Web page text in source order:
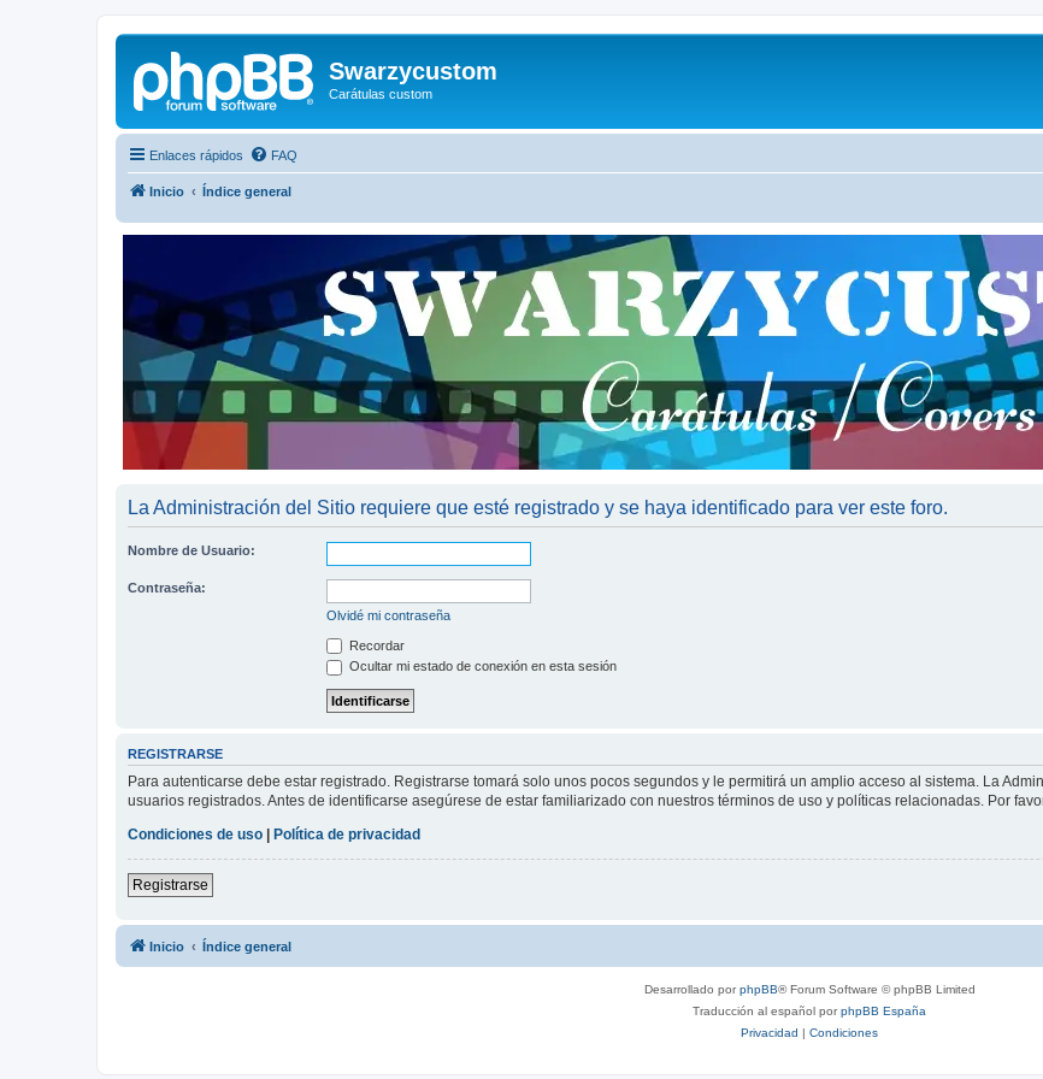
Swarzycustom
Carátulas custom
Enlaces rápidos FAQ
Inicio Índice general
La Administración del Sitio requiere que esté registrado y se haya identificado para ver este foro.
Nombre de Usuario:
Contraseña:
Olvidé mi contraseña
Recordar
Ocultar mi estado de conexión en esta sesión
REGISTRARSE
Para autenticarse debe estar registrado. Registrarse tomará solo unos pocos segundos y le permitirá un amplio acceso al sistema. La
usuarios registrados. Antes de identificarse asegúrese de estar familiarizado con nuestros términos de uso y políticas relacionadas. Por
Condiciones de uso
Política de privacidad
Registrarse
Inicio Índice general
Desarrollado porphpBB® Forum Software © phpBB Limited
Traducción al español porphpBB España
Privacidad | Condiciones